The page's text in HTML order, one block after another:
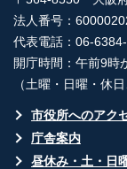
法人番号：
代表電話：06-
開庁時間：午前9時
（土曜・日曜・休
市役所へのアク
庁舎案内
昼休み・土・日